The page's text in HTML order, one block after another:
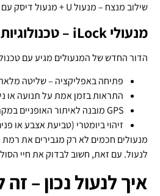
שילוב מנצח – מנעול U + מנעול דיסק עם אזעקה = רמת ההגנה הגבוהה ביותר לאופניים החשמליים שלכם.
מנעולי iLock – טכנולוגיות חדשות
הדור החדש של המנעולים מגיע עם
פתיחה באפליקציה – שליטה
התראות בזמן אמת על תנועה או
GPS מובנה לאיתור האופניים במקרה של גניבה.
זיהוי ביומטרי (טביעת אצבע או
מנעולים חכמים לא רק מגבירים את
לנעול. עם זאת, חשוב לבדוק את חיי
איך לנעול נכון –